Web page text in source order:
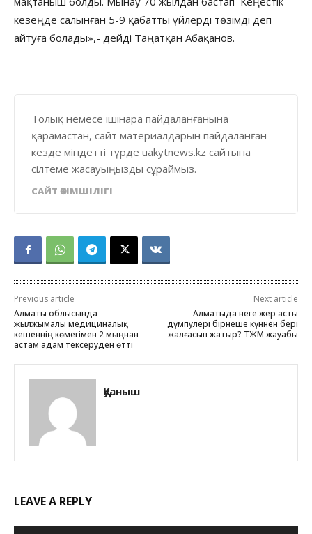
кезеңде салынған 5-9 қабатты үйлерді төзімді деп
айтуға болады»,- дейді Таңатқан Абақанов.
Толық немесе ішінара пайдаланғанына
қарамастан, сайт материалдарын пайдаланған
кезде міндетті түрде uakytnews.kz сайтына
сілтеме жасауыңызды сұраймыз.
САЙТ ӘКІМШІЛІГІ
Previous article
Алматы облысында
жылжымалы медициналық
кешеннің көмегімен 2 мыңнан
астам адам тексеруден өтті
Next article
Алматыда неге жер асты
дүмпулері бірнеше күннен бері
жалғасып жатыр? ТЖМ жауабы
Қуаныш
LEAVE A REPLY